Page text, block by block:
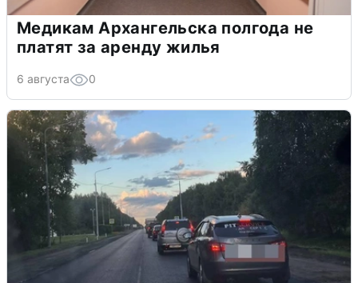
Медикам Архангельска полгода не
платят за аренду жилья
6 августа 0